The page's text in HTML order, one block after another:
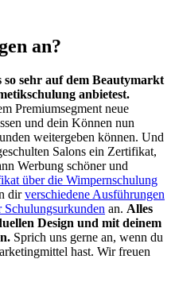
an?
sehr auf dem Beautymarkt
anbietest.
Premiumsegment neue
und dein Können nun
weitergeben können. Und
Salons ein Zertifikat,
Werbung schöner und
über die Wimpernschulung
dirverschiedene Ausführungen
an. Alles
Design und mit deinem
Sprich uns gerne an, wenn du
hast. Wir freuen